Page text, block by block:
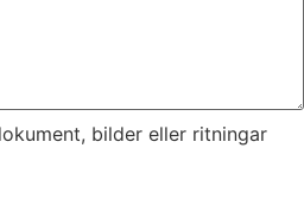
bilder eller ritningar